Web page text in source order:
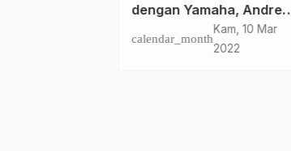
dengan Yamaha, Andrea
Dovizioso Minta Masalah
Ban Depan Diperbaiki
calendar_month
Kam, 10 Mar
2022